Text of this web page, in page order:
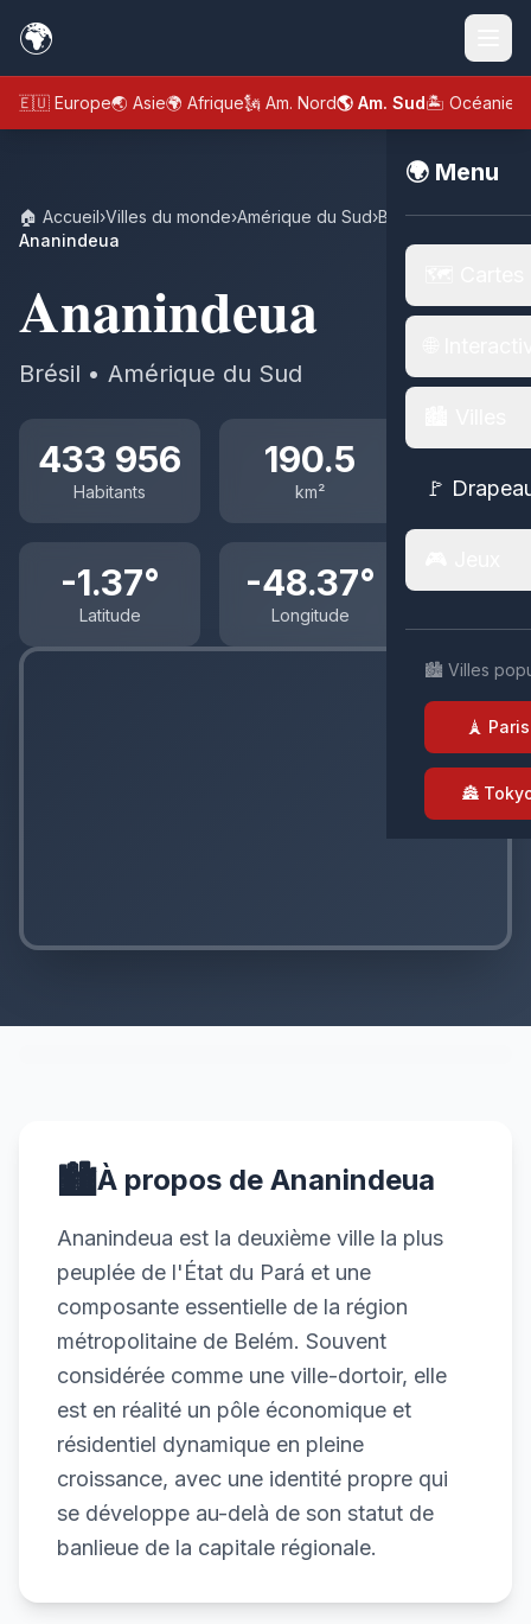
🌍
🇪🇺 Europe🌏 Asie🌍 Afrique🗽 Am. Nord🌎 Am. Sud🏝️ Océanie
🌍 Menu
🚩
🏙️ Villes
🗼 Paris
🏯
🏠 Accueil›Villes du monde›Amérique du Sud›Brésil›
Ananindeua
Ananindeua
Brésil • Amérique du Sud
433 956
Habitants
190.5
km²
-1.37°
Latitude
-48.37°
Longitude
🏙️À propos de Ananindeua
Ananindeua est la deuxième ville la plus
peuplée de l'État du Pará et une
composante essentielle de la région
métropolitaine de Belém. Souvent
considérée comme une ville-dortoir, elle
est en réalité un pôle économique et
résidentiel dynamique en pleine
croissance, avec une identité propre qui
se développe au-delà de son statut de
banlieue de la capitale régionale.